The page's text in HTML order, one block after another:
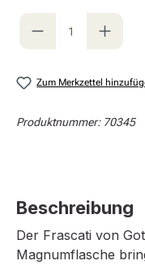
Produkt
Zum Merkzettel
Produktnummer: 70345
Beschreibung
Der Frascati von
Magnumflasche